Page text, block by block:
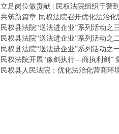
立足岗位做贡献 | 民权法院组织干警
共筑新篇章·民权法院召开优化法治
民权县法院“送法进企业”系列活动之
民权县法院“送法进企业”系列活动之
民权县法院“送法进企业”系列活动之
民权法院开展“豫剑执行—商执利剑”
民权县人民法院：优化法治化营商环